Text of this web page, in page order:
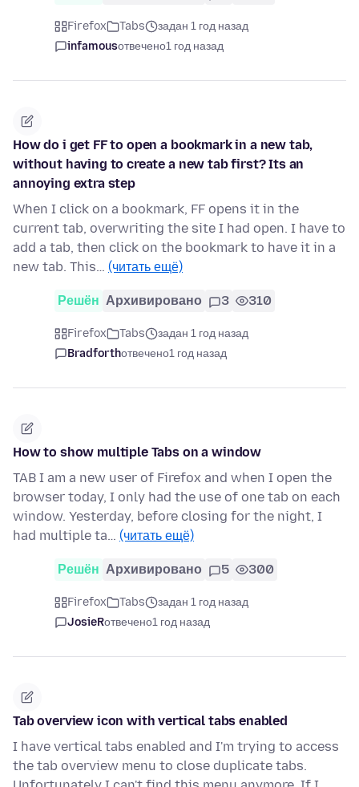
Firefox Tabs
задан 1 год назад
infamousотвечено1 год назад
How do i get FF to open a bookmark in a new tab,
without having to create a new tab first? Its an
annoying extra step
When I click on a bookmark, FF opens it in the
current tab, overwriting the site I had open. I have to
add a tab, then click on the bookmark to have it in a
new tab. This… (читать ещё)
Решён Архивировано 3 310
Firefox Tabs
задан 1 год назад
Bradforthотвечено1 год назад
How to show multiple Tabs on a window
TAB I am a new user of Firefox and when I open the
browser today, I only had the use of one tab on each
window. Yesterday, before closing for the night, I
had multiple ta… (читать ещё)
Решён Архивировано 5 300
Firefox Tabs
задан 1 год назад
JosieRотвечено1 год назад
Tab overview icon with vertical tabs enabled
I have vertical tabs enabled and I'm trying to access
the tab overview menu to close duplicate tabs.